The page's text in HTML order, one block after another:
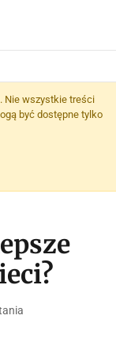
Nie wszystkie treści
być dostępne tylko